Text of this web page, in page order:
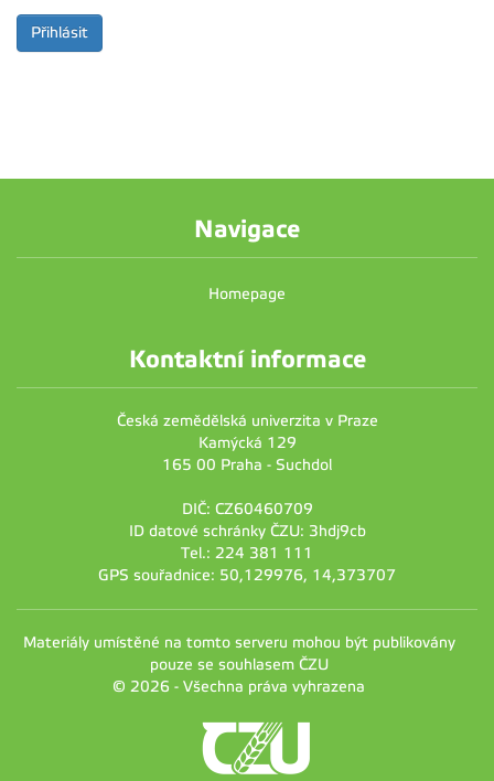
Navigace
Homepage
Kontaktní informace
Česká zemědělská univerzita v Praze
Kamýcká 129
165 00 Praha - Suchdol
DIČ: CZ60460709
ID datové schránky ČZU: 3hdj9cb
Tel.: 224 381 111
GPS souřadnice: 50,129976, 14,373707
Materiály umístěné na tomto serveru mohou být publikovány
pouze se souhlasem ČZU
© 2026 - Všechna práva vyhrazena